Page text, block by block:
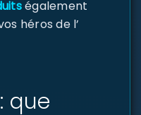
également
héros de l’
que